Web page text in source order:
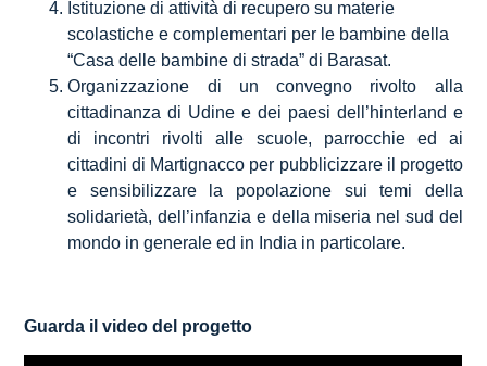
Istituzione di attività di recupero su materie
scolastiche e complementari per le bambine della
“Casa delle bambine di strada” di Barasat.
Organizzazione di un convegno rivolto alla
cittadinanza di Udine e dei paesi dell’hinterland e
di incontri rivolti alle scuole, parrocchie ed ai
cittadini di Martignacco per pubblicizzare il progetto
e sensibilizzare la popolazione sui temi della
solidarietà, dell’infanzia e della miseria nel sud del
mondo in generale ed in India in particolare.
Guarda il video del progetto